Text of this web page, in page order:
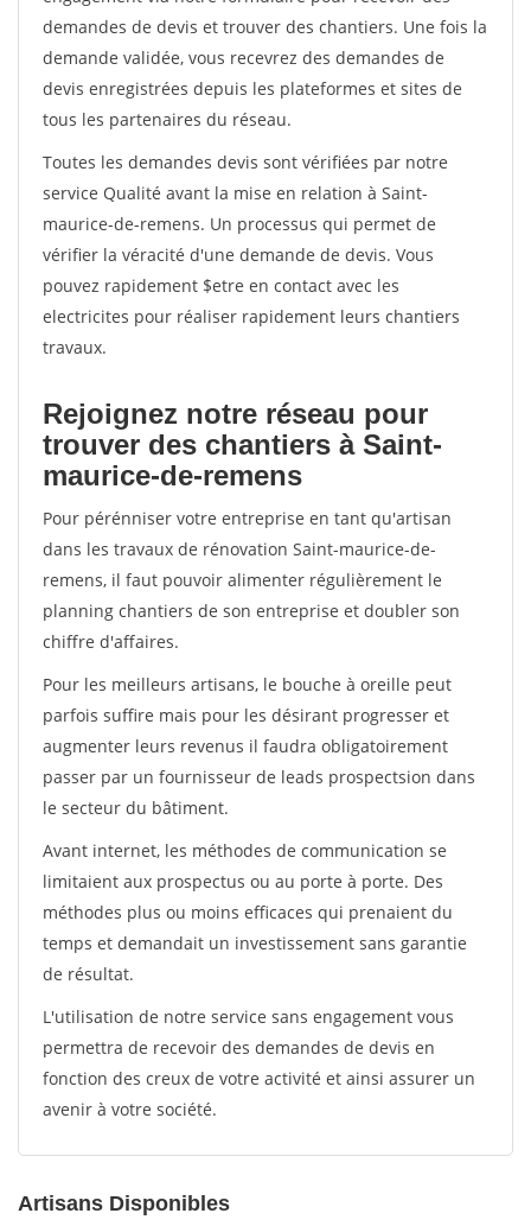
demandes de devis et trouver des chantiers. Une fois la
demande validée, vous recevrez des demandes de
devis enregistrées depuis les plateformes et sites de
tous les partenaires du réseau.
Toutes les demandes devis sont vérifiées par notre
service Qualité avant la mise en relation à Saint-
maurice-de-remens. Un processus qui permet de
vérifier la véracité d'une demande de devis. Vous
pouvez rapidement $etre en contact avec les
electricites pour réaliser rapidement leurs chantiers
travaux.
Rejoignez notre réseau pour
trouver des chantiers à Saint-
maurice-de-remens
Pour pérénniser votre entreprise en tant qu'artisan
dans les travaux de rénovation Saint-maurice-de-
remens, il faut pouvoir alimenter régulièrement le
planning chantiers de son entreprise et doubler son
chiffre d'affaires.
Pour les meilleurs artisans, le bouche à oreille peut
parfois suffire mais pour les désirant progresser et
augmenter leurs revenus il faudra obligatoirement
passer par un fournisseur de leads prospectsion dans
le secteur du bâtiment.
Avant internet, les méthodes de communication se
limitaient aux prospectus ou au porte à porte. Des
méthodes plus ou moins efficaces qui prenaient du
temps et demandait un investissement sans garantie
de résultat.
L'utilisation de notre service sans engagement vous
permettra de recevoir des demandes de devis en
fonction des creux de votre activité et ainsi assurer un
avenir à votre société.
Artisans Disponibles